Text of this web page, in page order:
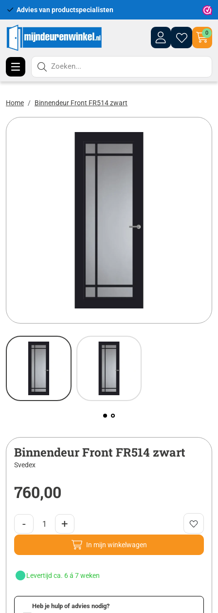
Advies van productspecialisten
0
Zoeken...
Home Binnendeur Front FR514 zwart
Binnendeur Front FR514 zwart
Svedex
760,00
- +
In mijn winkelwagen
Levertijd ca. 6 á 7 weken
Heb je hulp of advies nodig?